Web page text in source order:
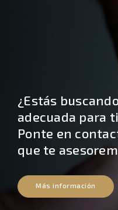
¿Estás
adecuada para
Ponte en
que te
Más información